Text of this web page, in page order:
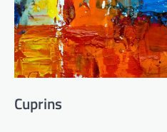
Cuprins